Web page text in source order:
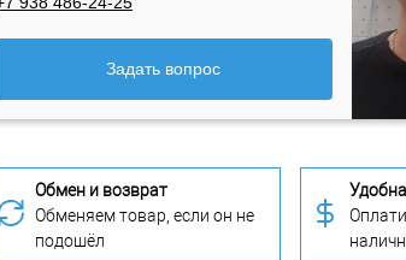
Задать вопрос
Обмен и возврат
Обменяем товар, если он не
подошёл